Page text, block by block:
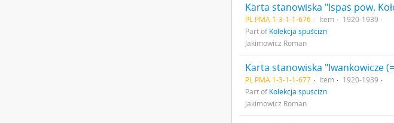
Karta stanowiska "Ispas pow.
PL PMA 1-3-1-1-676 Item
1920-1939
Part ofKolekcja spuścizn
Jakimowicz Roman
PL PMA 1-3-1-1-677 Item
1920-1939
Part ofKolekcja spuścizn
Jakimowicz Roman